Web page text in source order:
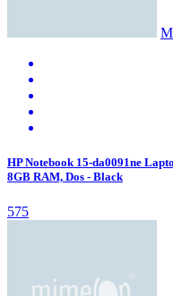
HP Notebook 15-da0091ne
8GB RAM, Dos - Black
575